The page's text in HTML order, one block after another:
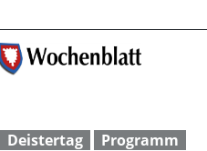
Heute
Deistertag Programm